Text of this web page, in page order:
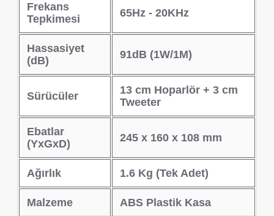
Frekans
Tepkimesi
65Hz - 20KHz
Hassasiyet
(dB)
91dB (1W/1M)
Sürücüler
13 cm Hoparlör + 3 cm
Tweeter
Ebatlar
(YxGxD)
245 x 160 x 108 mm
Ağırlık 1.6 Kg (Tek Adet)
Malzeme ABS Plastik Kasa